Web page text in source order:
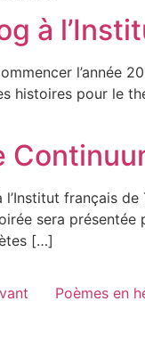
à
l’année
histoires pour le
français
sera
[…]
Poèmes en